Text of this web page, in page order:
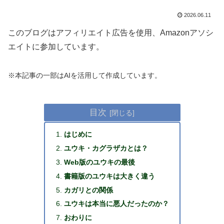
2026.06.11
このブログはアフィリエイト広告を使用、Amazonアソシ
エイトに参加しています。
※本記事の一部はAIを活用して作成しています。
目次
はじめに
ユウキ・カグラザカとは？
Web版のユウキの最後
書籍版のユウキは大きく違う
カガリとの関係
ユウキは本当に悪人だったのか？
おわりに